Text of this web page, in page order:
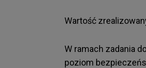
Wartość
W ramach zadania
poziom